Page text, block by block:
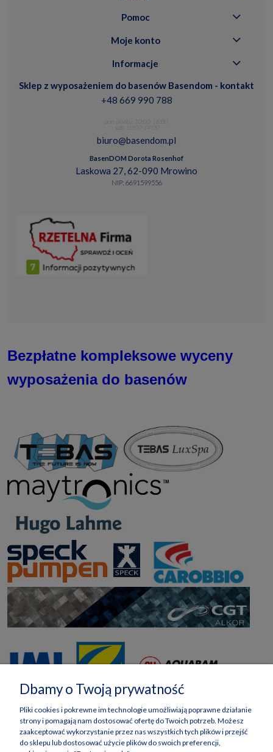
Pomoc
Moje konto
Informacje
Sklep z wyposażeniem do basenów Basendom - kontakt
+48 669 990 788
biuro@basendom.pl
BasenDOM Dorota Rosenhof
Laskowa 27, 62-090 Mrowino
NIP: 6691599556
Bezpłatne kompleksowe wyceny
wyposażenia do basenów
Dbamy o Twoją prywatność
Pliki cookies i pokrewne im technologie umożliwiają poprawne działanie
strony i pomagają nam dostosować ofertę do Twoich potrzeb. Możesz
zaakceptować wykorzystanie przez nas wszystkich tych plików i przejść
do sklepu lub dostosować użycie plików do swoich preferencji,